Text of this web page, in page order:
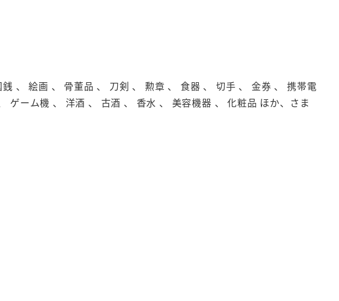
、 絵画 、 骨董品 、 刀剣 、 勲章 、 食器 、 切手 、 金券 、 携帯電
ーム機 、 洋酒 、 古酒 、 香水 、 美容機器 、 化粧品 ほか、さま